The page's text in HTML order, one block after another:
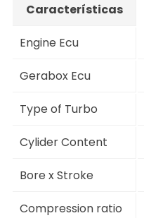
Características
Engine Ecu
Gerabox Ecu
Type of Turbo
Cylider Content
Bore x Stroke
Compression ratio